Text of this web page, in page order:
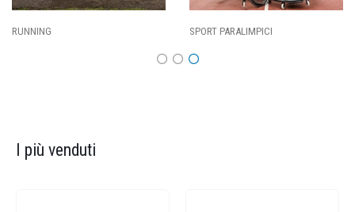
SPORT PARALIMPICI
I più venduti